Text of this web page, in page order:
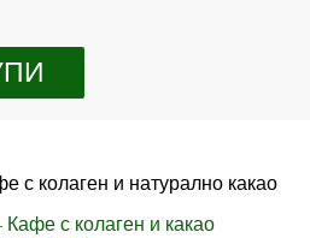
Кафе с колаген и какао